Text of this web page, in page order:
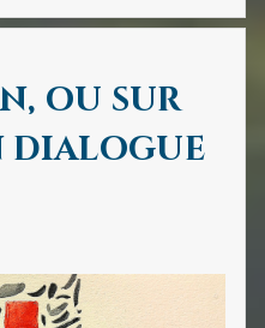
ON
ou sur
dialogue